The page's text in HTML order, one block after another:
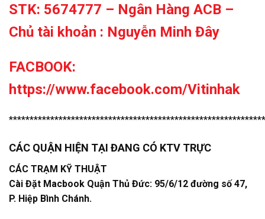
STK: 5674777 – Ngân Hàng ACB –
Chủ tài khoản : Nguyễn Minh Đây
FACBOOK:
https://www.facebook.com/Vitinhak
CÁC QUẬN HIỆN TẠI ĐANG CÓ KTV TRỰC
CÁC TRẠM KỸ THUẬT
Cài Đặt Macbook Quận Thủ Đức: 95/6/12 đường số 47,
P. Hiệp Bình Chánh.